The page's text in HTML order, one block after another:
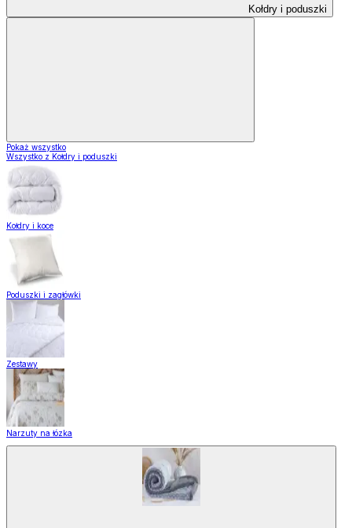
Kołdry i poduszki
Pokaż wszystko
Wszystko z Kołdry i poduszki
Kołdry i koce
Poduszki i zagłówki
Zestawy
Narzuty na łózka